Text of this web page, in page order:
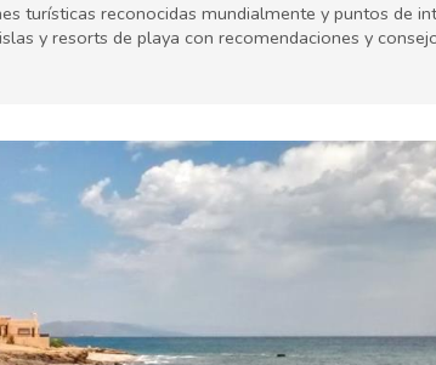
turísticas reconocidas mundialmente y puntos de
y resorts de playa con recomendaciones y